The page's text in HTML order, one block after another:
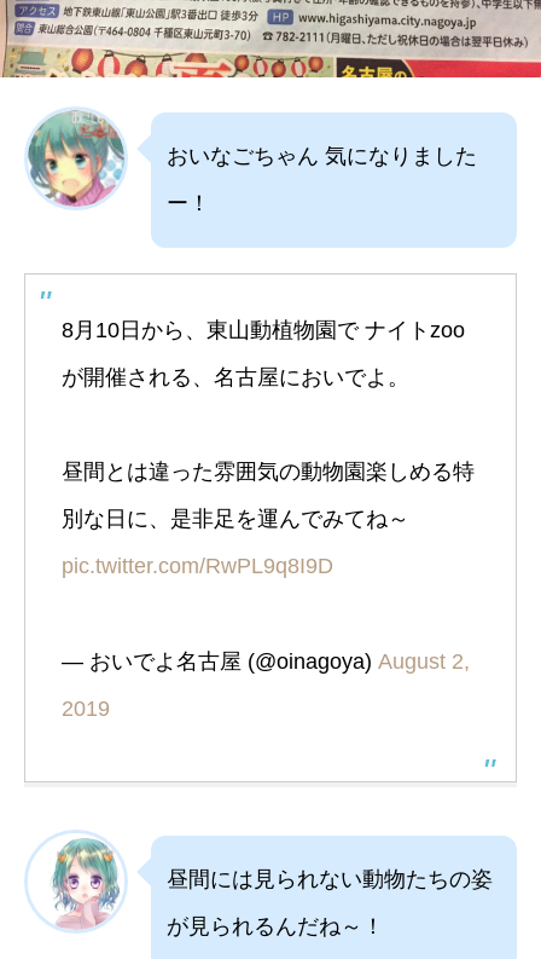
おいなごちゃん 気になりました
ー！
8月10日から、東山動植物園で ナイトzoo
が開催される、名古屋においでよ。
昼間とは違った雰囲気の動物園楽しめる特
別な日に、是非足を運んでみてね～
pic.twitter.com/RwPL9q8I9D
— おいでよ名古屋 (@oinagoya) August 2,
2019
昼間には見られない動物たちの姿
が見られるんだね～！